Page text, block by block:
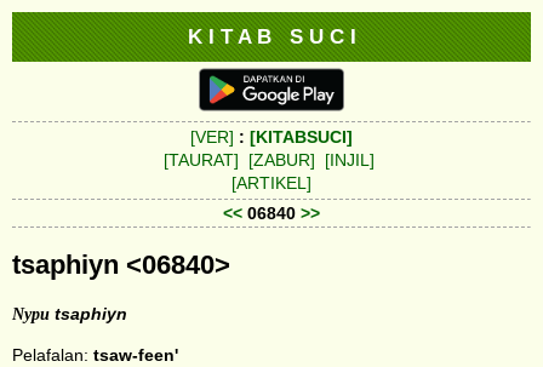
K I T A B S U C I
[VER] : [KITABSUCI]
[TAURAT]
[ZABUR]
[INJIL]
[ARTIKEL]
<< 06840 >>
tsaphiyn <06840>
Nypu tsaphiyn
Pelafalan: tsaw-feen'